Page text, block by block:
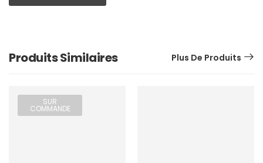
Produits Similaires Plus De Produits
SUR
COMMANDE